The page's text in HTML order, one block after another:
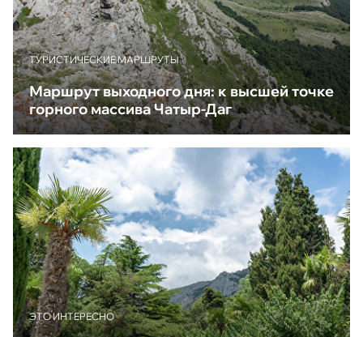
ТУРИСТИЧЕСКИЕ МАРШРУТЫ
Маршрут выходного дня: к высшей точке
горного массива Чатыр-Даг
ЭТО ИНТЕРЕСНО